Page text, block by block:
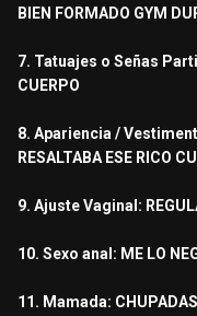
BIEN FORMADO GYM
7. Tatuajes o Señas
CUERPO
8. Apariencia /
RESALTABA ESE RICO
9. Ajuste Vaginal:
10. Sexo anal: ME LO
11. Mamada: CHUPADAS